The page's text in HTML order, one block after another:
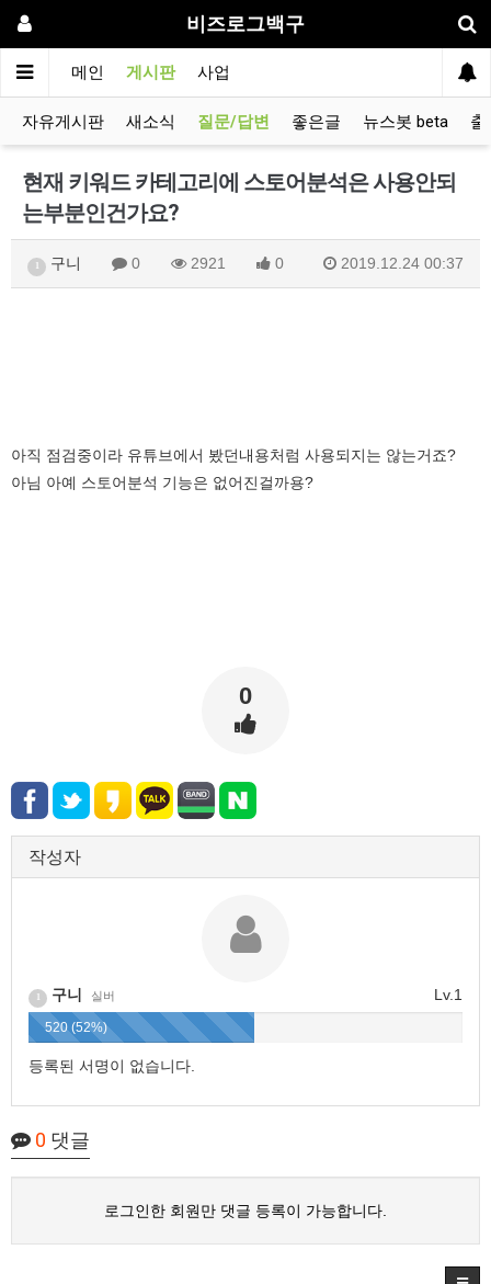
비즈로그백구
메인 게시판 사업
자유게시판 새소식 질문/답변 좋은글 뉴스봇 beta 출
현재 키워드 카테고리에 스토어분석은 사용안되
는부분인건가요?
구니 0 2921 0 2019.12.24 00:37
아직 점검중이라 유튜브에서 봤던내용처럼 사용되지는 않는거죠?
아님 아예 스토어분석 기능은 없어진걸까용?
0
작성자
Lv.1
구니 실버
520 (52%)
등록된 서명이 없습니다.
0 댓글
로그인한 회원만 댓글 등록이 가능합니다.